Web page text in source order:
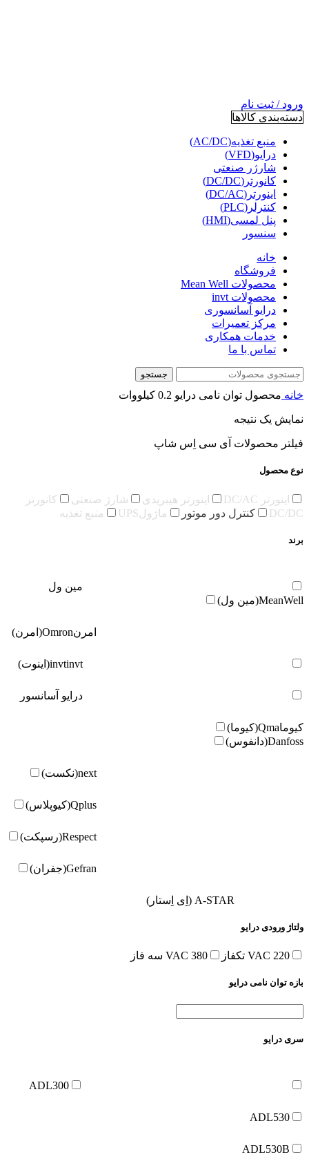
ورود / ثبت نام
دسته‌بندی کالاها
منبع تغذیه(AC/DC)
درایو(VFD)
شارژر صنعتی
کانورتر(DC/DC)
اینورتر(DC/AC)
کنترلر(PLC)
پنل لمسی(HMI)
سنسور
خانه
فروشگاه
محصولات Mean Well
محصولات invt
درایو آسانسوری
مرکز تعمیرات
خدمات همکاری
تماس با ما
جستجو
خانه محصول توان نامی درایو 0.2 کیلووات
نمایش یک نتیجه
فیلتر محصولات آی سی اِس شاپ
نوع محصول
اینورتر DC/AC اینورتر هیبریدی شارژ صنعتی
کانورتر
DC/DC
کنترل دور موتور ماژولUPS منبع تغذیه
برند
مین ول
MeanWell(مین ول)
امرنOmron(امرن)
invtinvt(اینوت)
درایو آسانسور
کیوماQma(کیوما)
Danfoss(دانفوس)
next(نکست)
Qplus(کیوپلاس)
Respect(رسپکت)
Gefran(جفران)
A-STAR (اِی اِستار)
ولتاژ ورودی درایو
220 VAC تکفاز 380 VAC سه فاز
بازه توان نامی درایو
سری درایو
ADL300
ADL530
ADL530B